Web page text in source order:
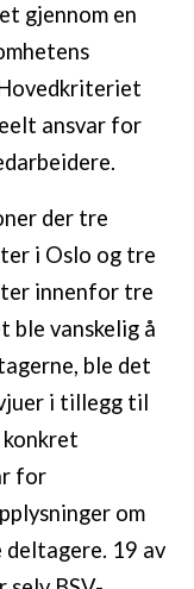
gjennom en
ansvar for
der tre
i Oslo og tre
innenfor tre
ble vanskelig å
ble det
i tillegg til
for
om
19 av